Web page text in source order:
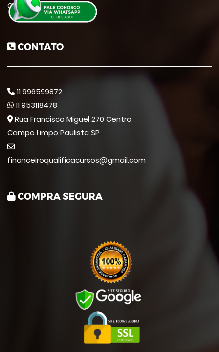
Contato
CONTATO
11 996599872
11 953118478
Rua Francisco Miguel 270 Centro
Campo Limpo Paulista SP
financeiroqualificacursos@gmail.com
COMPRA SEGURA